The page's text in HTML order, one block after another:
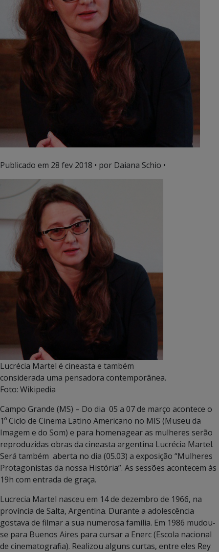
Publicado em 28 fev 2018 • por Daiana Schio •
Lucrécia Martel é cineasta e também
considerada uma pensadora contemporânea.
Foto: Wikipedia
Campo Grande (MS) – Do dia 05 a 07 de março acontece o
1º Ciclo de Cinema Latino Americano no MIS (Museu da
Imagem e do Som) e para homenagear as mulheres serão
reproduzidas obras da cineasta argentina Lucrécia Martel.
Será também aberta no dia (05.03) a exposição “Mulheres
Protagonistas da nossa História”. As sessões acontecem às
19h com entrada de graça.
Lucrecia Martel nasceu em 14 de dezembro de 1966, na
província de Salta, Argentina. Durante a adolescência
gostava de filmar a sua numerosa família. Em 1986 mudou-
se para Buenos Aires para cursar a Enerc (Escola nacional
de cinematografia). Realizou alguns curtas, entre eles Rey